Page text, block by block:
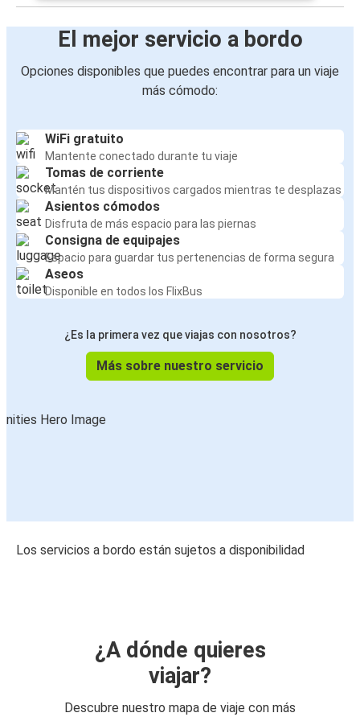
El mejor servicio a bordo
Opciones disponibles que puedes encontrar para un viaje
más cómodo:
WiFi gratuito
Mantente conectado durante tu viaje
Tomas de corriente
Mantén tus dispositivos cargados mientras te desplazas
Asientos cómodos
Disfruta de más espacio para las piernas
Consigna de equipajes
Espacio para guardar tus pertenencias de forma segura
Aseos
Disponible en todos los FlixBus
¿Es la primera vez que viajas con nosotros?
Más sobre nuestro servicio
Los servicios a bordo están sujetos a disponibilidad
¿A dónde quieres
viajar?
Descubre nuestro mapa de viaje con más